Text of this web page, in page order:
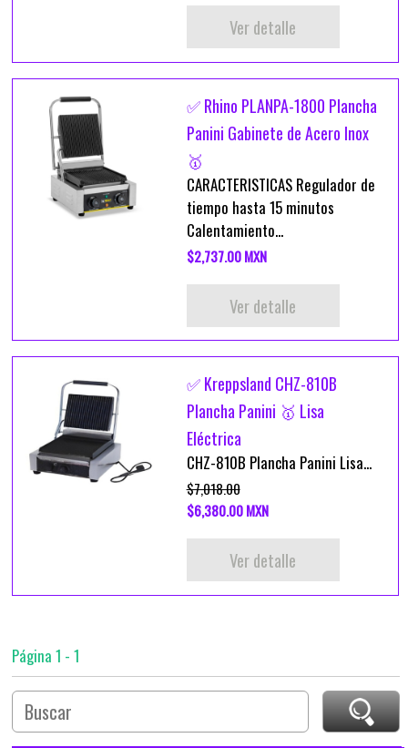
Ver detalle
✅ Rhino PLANPA-1800 Plancha
Panini Gabinete de Acero Inox
🥇
CARACTERISTICAS Regulador de
tiempo hasta 15 minutos
Calentamiento...
$2,737.00 MXN
Ver detalle
✅ Kreppsland CHZ-810B
Plancha Panini 🥇 Lisa
Eléctrica
CHZ-810B Plancha Panini Lisa...
$7,018.00
$6,380.00 MXN
Ver detalle
Página 1 - 1